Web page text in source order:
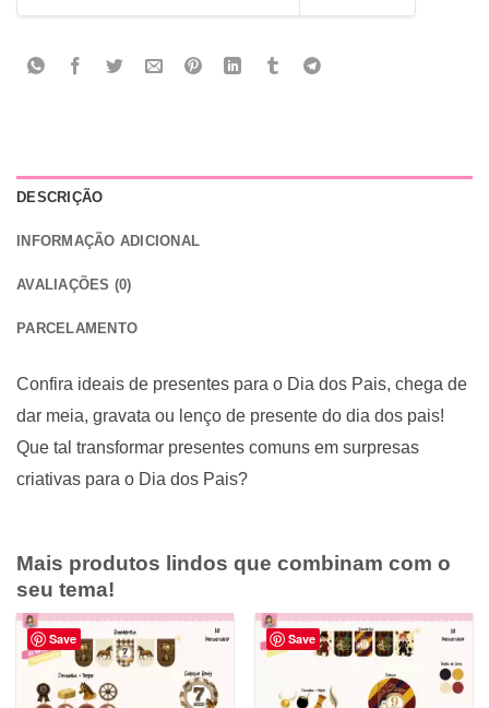
DESCRIÇÃO
INFORMAÇÃO ADICIONAL
AVALIAÇÕES (0)
PARCELAMENTO
Confira ideais de presentes para o Dia dos Pais, chega de
dar meia, gravata ou lenço de presente do dia dos pais!
Que tal transformar presentes comuns em surpresas
criativas para o Dia dos Pais?
Mais produtos lindos que combinam com o
seu tema!
Save Save